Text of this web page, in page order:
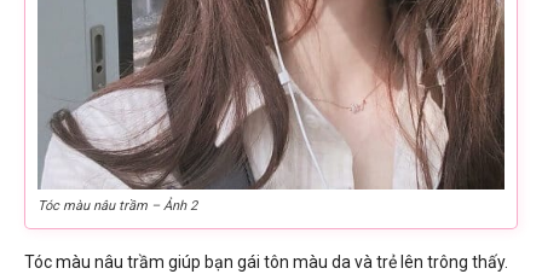
Tóc màu nâu trầm – Ảnh 2
Tóc màu nâu trầm giúp bạn gái tôn màu da và trẻ lên trông thấy.